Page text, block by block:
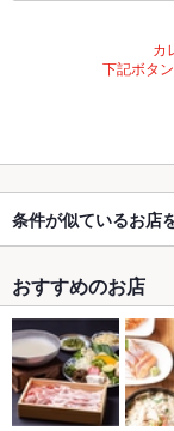
カ
下記ボタ
条件が似ているお店
おすすめのお店